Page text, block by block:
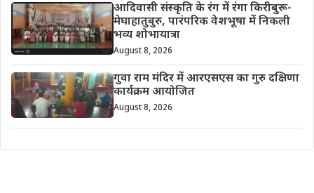
आदिवासी संस्कृति के रंग में रंगा किरीबुरू-
मेघाहातुबुरु, पारंपरिक वेशभूषा में निकली
भव्य शोभायात्रा
August 8, 2026
गुवा राम मंदिर में आरएसएस का गुरु दक्षिणा
कार्यक्रम आयोजित
August 8, 2026